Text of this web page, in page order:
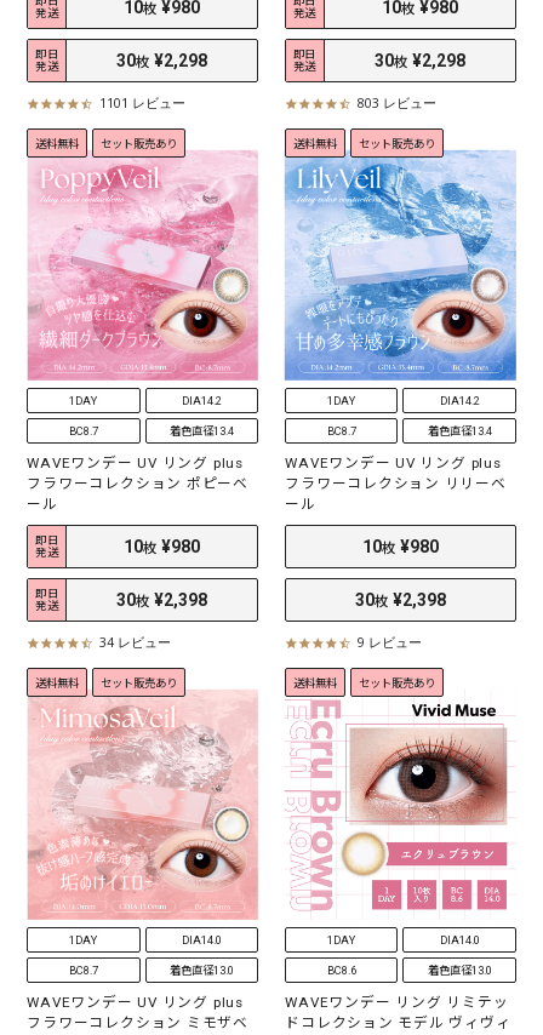
発送
10 枚 ¥980
即日
発送
30枚¥2,298
.
s
t
a
r
a
t
i
n
g
1101 レビュー
発送
枚¥980
即日
発送
30枚¥2,298
4
.
s
t
a
r
r
t
i
n
g
803 レビュー
送料無料 セット販売あり
1DAY DIA14.2
BC8.7 着色直径13.4
WAVEワンデー UV リング plus
フラワーコレクション ポピーベ
ール
即日
発送
10枚¥980
即日
発送
30枚¥2,398
4
.
t
a
r
a
t
i
n
g
34 レビュー
送料無料 セット販売あり
1DAY DIA14.2
BC8.7 着色直径13.4
WAVEワンデー UV リング plus
フラワーコレクション リリーベ
ール
10 枚¥980
30枚¥2,398
4
.
t
r
a
t
i
n
9 レビュー
送料無料 セット販売あり
1DAY DIA14.0
BC8.7 着色直径13.0
WAVEワンデー UV リング plus
フラワーコレクション ミモザベ
送料無料 セット販売あり
1DAY DIA14.0
BC8.6 着色直径13.0
WAVEワンデー リング リミテッ
ドコレクション モデル ヴィヴィ